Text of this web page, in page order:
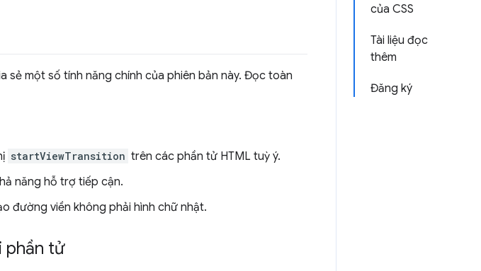
của CSS
Tài liệu đọc
thêm
Đăng ký
sẻ một số tính năng chính của phiên bản này. Đọc toàn
startViewTransition trên các phần tử HTML tuỳ ý.
năng hỗ trợ tiếp cận.
đường viền không phải hình chữ nhật.
phần tử